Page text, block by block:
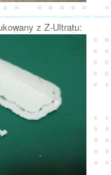
z Z-Ultratu: